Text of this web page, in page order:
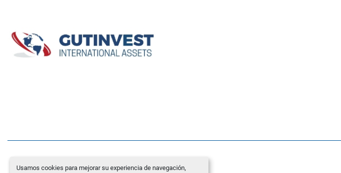
Usamos cookies para mejorar su experiencia de navegación,